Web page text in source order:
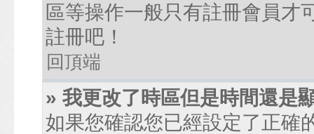
區等操作一般只有註冊會員才
註冊吧！
回頂端
» 我更改了時區但是時間還是
如果您確認您已經設定了正確